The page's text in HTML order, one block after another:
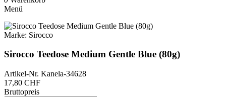
Menü
Marke: Sirocco
Sirocco Teedose Medium Gentle Blue (80g)
Artikel-Nr. Kanela-34628
17,80 CHF
Bruttopreis